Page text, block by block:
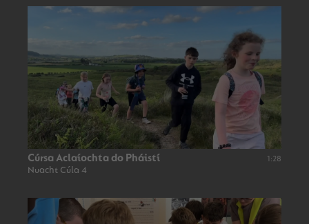
Cúrsa Aclaíochta do Pháistí
Nuacht Cúla 4
1:28